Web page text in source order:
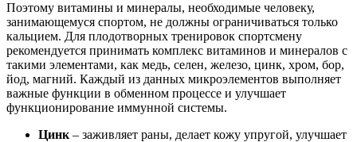
Поэтому витамины и минералы, необходимые человеку,
занимающемуся спортом, не должны ограничиваться только
кальцием. Для плодотворных тренировок спортсмену
рекомендуется принимать комплекс витаминов и минералов с
такими элементами, как медь, селен, железо, цинк, хром, бор,
йод, магний. Каждый из данных микроэлементов выполняет
важные функции в обменном процессе и улучшает
функционирование иммунной системы.
Цинк – заживляет раны, делает кожу упругой, улучшает